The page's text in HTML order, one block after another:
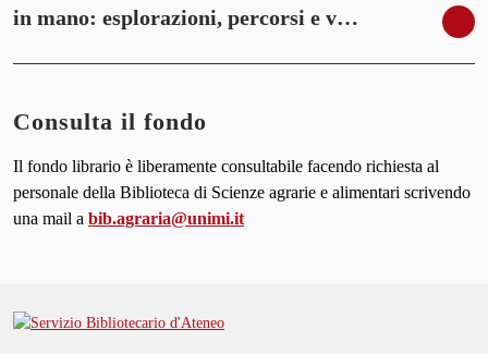
in mano: esplorazioni, percorsi e v…
Consulta il fondo
Il fondo librario è liberamente consultabile facendo richiesta al
personale della Biblioteca di Scienze agrarie e alimentari scrivendo
una mail a bib.agraria@unimi.it